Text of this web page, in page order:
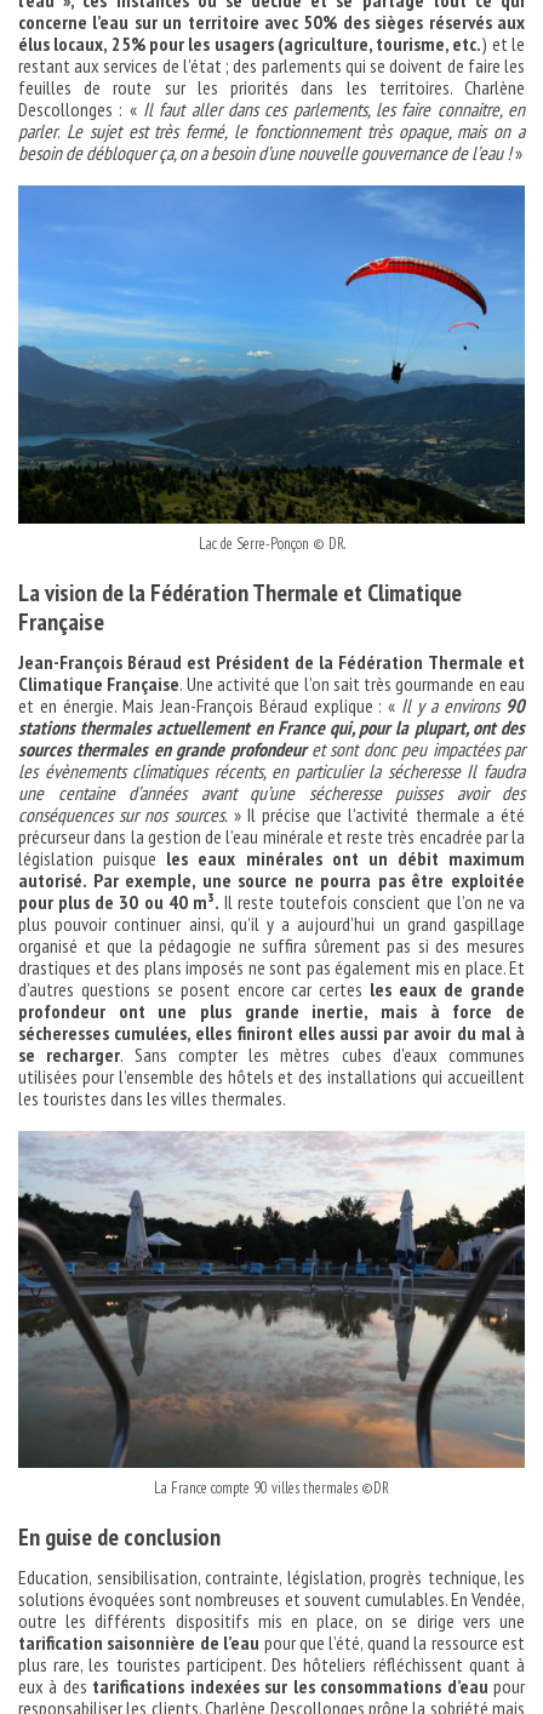
concerne l’eau sur un territoire avec 50% des sièges réservés aux
élus locaux, 25% pour les usagers (agriculture, tourisme, etc.) et le
restant aux services de l’état ; des parlements qui se doivent de faire les
feuilles de route sur les priorités dans les territoires. Charlène
Descollonges : « Il faut aller dans ces parlements, les faire connaitre, en
parler. Le sujet est très fermé, le fonctionnement très opaque, mais on a
besoin de débloquer ça, on a besoin d’une nouvelle gouvernance de l’eau !»
Lac de Serre-Ponçon © DR.
La vision de la Fédération Thermale et Climatique
Française
Jean-François Béraud est Président de la Fédération Thermale et
Climatique Française. Une activité que l’on sait très gourmande en eau
et en énergie. Mais Jean-François Béraud explique : « Il y a environs 90
stations thermales actuellement en France qui, pour la plupart, ont des
sources thermales en grande profondeuret sont donc peu impactées par
les évènements climatiques récents, en particulier la sécheresse Il faudra
une centaine d’années avant qu’une sécheresse puisses avoir des
conséquences sur nos sources.» Il précise que l’activité thermale a été
précurseur dans la gestion de l’eau minérale et reste très encadrée par la
législation puisque les eaux minérales ont un débit maximum
autorisé. Par exemple, une source ne pourra pas être exploitée
pour plus de 30 ou 40 m³. Il reste toutefois conscient que l’on ne va
plus pouvoir continuer ainsi, qu’il y a aujourd’hui un grand gaspillage
organisé et que la pédagogie ne suffira sûrement pas si des mesures
drastiques et des plans imposés ne sont pas également mis en place. Et
d’autres questions se posent encore car certes les eaux de grande
profondeur ont une plus grande inertie, mais à force de
sécheresses cumulées, elles finiront elles aussi par avoir du mal à
se recharger. Sans compter les mètres cubes d’eaux communes
utilisées pour l’ensemble des hôtels et des installations qui accueillent
les touristes dans les villes thermales.
La France compte 90 villes thermales ©DR
En guise de conclusion
Education, sensibilisation, contrainte, législation, progrès technique, les
solutions évoquées sont nombreuses et souvent cumulables. En Vendée,
outre les différents dispositifs mis en place, on se dirige vers une
tarification saisonnière de l’eau pour que l’été, quand la ressource est
plus rare, les touristes participent. Des hôteliers réfléchissent quant à
eux à des tarifications indexées sur les consommations d’eau pour
responsabiliser les clients. Charlène Descollonges prône la sobriété mais